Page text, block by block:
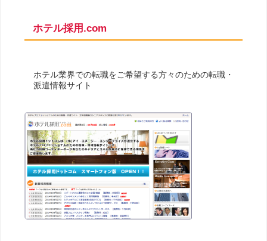
ホテル採用.com
ホテル業界での転職をご希望する方々のための転職・
派遣情報サイト